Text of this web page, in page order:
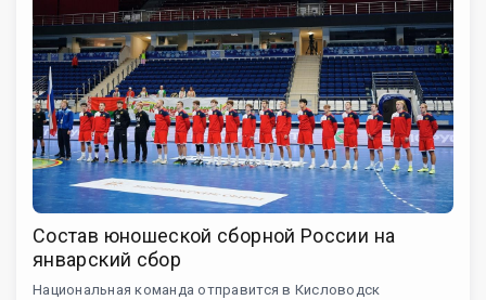
Состав юношеской сборной России на
январский сбор
Национальная команда отправится в Кисловодск